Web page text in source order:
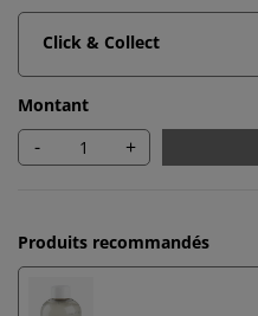
Click & Collect
Montant
- +
Produits recommandés